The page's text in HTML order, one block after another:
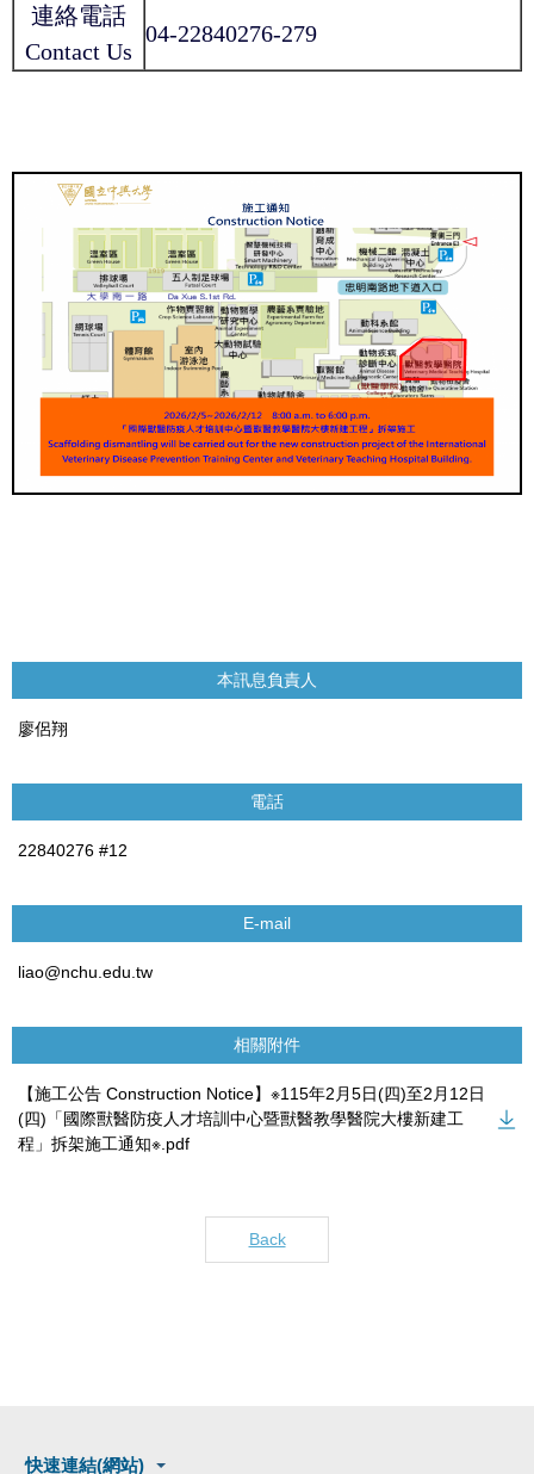
連絡電話
Contact Us
04-22840276-279
本訊息負責人
廖侶翔
電話
22840276 #12
E-mail
liao@nchu.edu.tw
相關附件
【施工公告 Construction Notice】※115年2月5日(四)至2月12日
(四)「國際獸醫防疫人才培訓中心暨獸醫教學醫院大樓新建工
程」拆架施工通知※.pdf
Back
快速連結(網站)